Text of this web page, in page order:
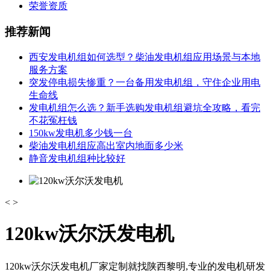
荣誉资质
推荐新闻
西安发电机组如何选型？柴油发电机组应用场景与本地
服务方案
突发停电损失惨重？一台备用发电机组，守住企业用电
生命线
发电机组怎么选？新手选购发电机组避坑全攻略，看完
不花冤枉钱
150kw发电机多少钱一台
柴油发电机组应高出室内地面多少米
静音发电机组种比较好
< >
120kw沃尔沃发电机
120kw沃尔沃发电机厂家定制就找陕西黎明,专业的发电机研发